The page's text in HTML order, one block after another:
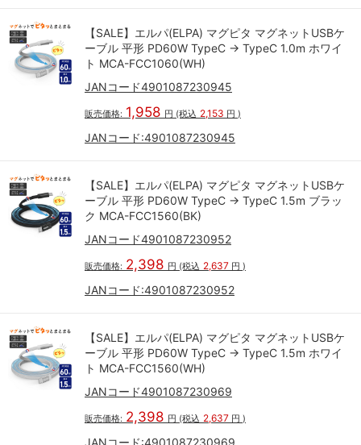
【SALE】エルパ(ELPA) マグピタ マグネットUSBケ
ーブル 平形 PD60W TypeC → TypeC 1.0m ホワイ
ト MCA-FCC1060(WH)
JANコード4901087230945
販売価格: 1,958 円 (税込 2,153 円 )
JANコード:4901087230945
【SALE】エルパ(ELPA) マグピタ マグネットUSBケ
ーブル 平形 PD60W TypeC → TypeC 1.5m ブラッ
ク MCA-FCC1560(BK)
JANコード4901087230952
販売価格: 2,398 円 (税込 2,637 円 )
JANコード:4901087230952
【SALE】エルパ(ELPA) マグピタ マグネットUSBケ
ーブル 平形 PD60W TypeC → TypeC 1.5m ホワイ
ト MCA-FCC1560(WH)
JANコード4901087230969
販売価格: 2,398 円 (税込 2,637 円 )
JANコード:4901087230969